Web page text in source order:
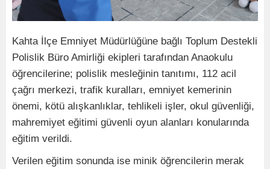
Kahta İlçe Emniyet Müdürlüğüne bağlı Toplum Destekli
Polislik Büro Amirliği ekipleri tarafından Anaokulu
öğrencilerine; polislik mesleğinin tanıtımı, 112 acil
çağrı merkezi, trafik kuralları, emniyet kemerinin
önemi, kötü alışkanlıklar, tehlikeli işler, okul güvenliği,
mahremiyet eğitimi güvenli oyun alanları konularında
eğitim verildi.
Verilen eğitim sonunda ise minik öğrencilerin merak